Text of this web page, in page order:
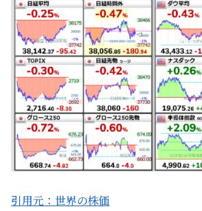
引用元：世界の株価